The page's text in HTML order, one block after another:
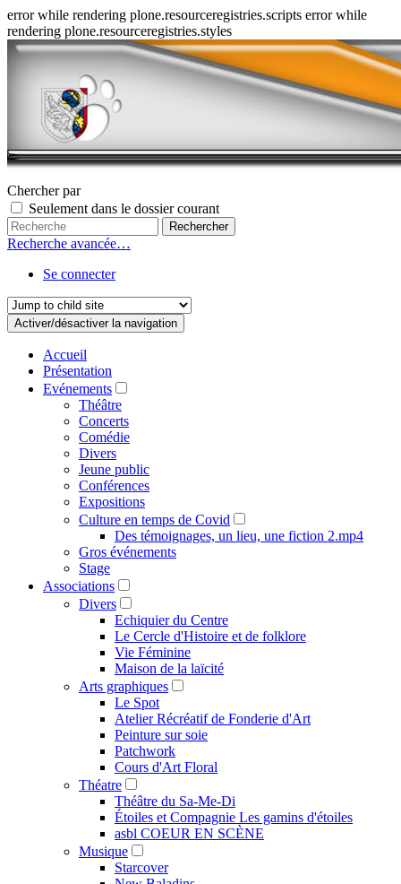
error while rendering plone.resourceregistries.scripts error while
rendering plone.resourceregistries.styles
Chercher par
Seulement dans le dossier courant
Recherche avancée…
Se connecter
Activer/désactiver la navigation
Accueil
Présentation
Evénements
Théâtre
Concerts
Comédie
Divers
Jeune public
Conférences
Expositions
Culture en temps de Covid
Des témoignages, un lieu, une fiction 2.mp4
Gros événements
Stage
Associations
Divers
Echiquier du Centre
Le Cercle d'Histoire et de folklore
Vie Féminine
Maison de la laïcité
Arts graphiques
Le Spot
Atelier Récréatif de Fonderie d'Art
Peinture sur soie
Patchwork
Cours d'Art Floral
Théatre
Théâtre du Sa-Me-Di
Étoiles et Compagnie Les gamins d'étoiles
asbl COEUR EN SCÈNE
Musique
Starcover